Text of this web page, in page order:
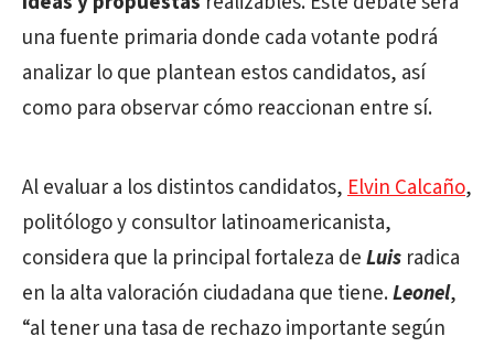
una fuente primaria donde cada votante podrá
analizar lo que plantean estos candidatos, así
como para observar cómo reaccionan entre sí.
Al evaluar a los distintos candidatos,Elvin Calcaño,
politólogo y consultor latinoamericanista,
considera que la principal fortaleza deLuis radica
en la alta valoración ciudadana que tiene.Leonel,
“al tener una tasa de rechazo importante según